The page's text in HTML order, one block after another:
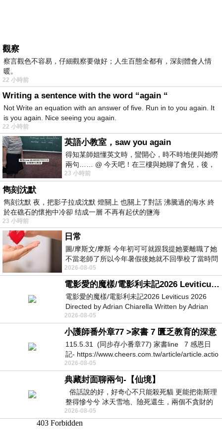
觀察
察言觀色不容易，仔細觀察要做好；人生百態全都有，深刻體會人情
暖。
22 小時前
Writing a sentence with the word “again “
Not Write an equation with an answer of five. Run in to you again. It
is you again. Nice seeing you again.
22 小時前
英語小教室，saw you again
得知某師姐懂英文時，蠻開心，時不時地便與她嘮
兩句…… @ 今天吧！在三樓與她聊了會兒，後，
下二樓居然又撞到她，於是
23 小時前
雋刻沈默
雋刻沈默 夜，把影子拉成沈默 燈關上 也關上了對話 沸騰過的海水 終
於在礁石的懷抱中冷卻 结成一層 不再有起伏的鹽海
23 小時前
日常
圖/摩斯文/摩斯 今年初可可就跟我提她要離職了她
不當老師了所以今年暑假後她就不回學校了當時問
她不是很喜歡幼幼班的小朋友嗎捨得不
2026-08-05
電影愛的魔樣/電影利未記2026 Leviticus 2026
電影愛的魔樣/電影利未記2026 Leviticus 2026
Directed by Adrian Chiarella Written by Adrian
Chiarella Starring Joe Bird
2026-08-05
小護師番外章77 >家書 7 匱乏教育的深意
115.5.31 (同步存小番章77) 家書line 7 感恩日
記- https://www.cheers.com.tw/article/article.actio
2026-08-05
典藏封面聊兩句-【仙境】
俗話說的好，好奇心不只能殺死貓 更能把衛斯理
整得慘兮兮 冰天雪地、險死還生，兩個不貪財的
人尋什麼寶？ 人家追尋愛情還
2026-08-05